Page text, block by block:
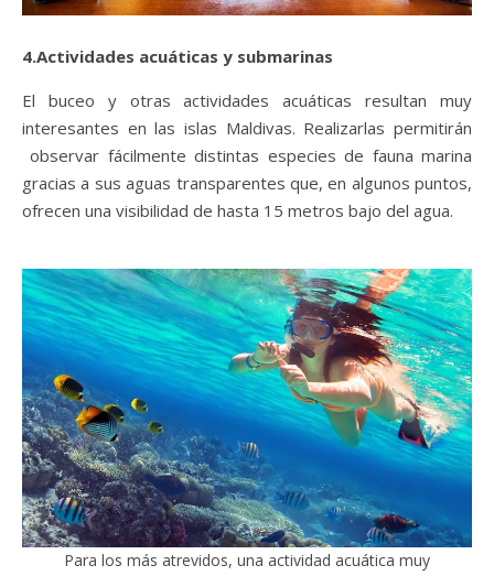
4.Actividades acuáticas y submarinas
El buceo y otras actividades acuáticas resultan muy
interesantes en las islas Maldivas. Realizarlas permitirán
observar fácilmente distintas especies de fauna marina
gracias a sus aguas transparentes que, en algunos puntos,
ofrecen una visibilidad de hasta 15 metros bajo del agua.
Para los más atrevidos, una actividad acuática muy